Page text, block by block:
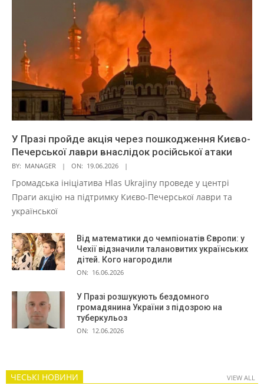
У Празі пройде акція через пошкодження Києво-
Печерської лаври внаслідок російської атаки
BY: MANAGER ON: 19.06.2026
Громадська ініціатива Hlas Ukrajiny проведе у центрі
Праги акцію на підтримку Києво-Печерської лаври та
української
Від математики до чемпіонатів Європи: у
Чехії відзначили талановитих українських
дітей. Кого нагородили
ON: 16.06.2026
У Празі розшукують бездомного
громадянина України з підозрою на
туберкульоз
ON: 12.06.2026
ЧЕСЬКІ НОВИНИ VIEW ALL